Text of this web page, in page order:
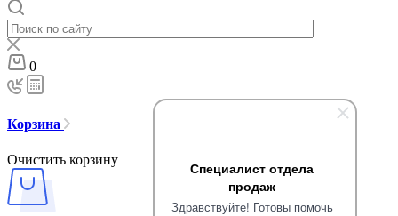
Специалист отдела
продаж
Здравствуйте! Готовы помочь
0
Корзина
Очистить корзину